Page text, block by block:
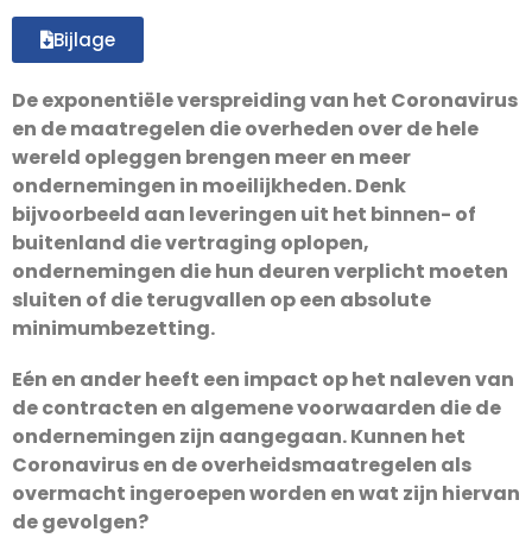
Bijlage
De exponentiële verspreiding van het Coronavirus
en de maatregelen die overheden over de hele
wereld opleggen brengen meer en meer
ondernemingen in moeilijkheden. Denk
bijvoorbeeld aan leveringen uit het binnen- of
buitenland die vertraging oplopen,
ondernemingen die hun deuren verplicht moeten
sluiten of die terugvallen op een absolute
minimumbezetting.
Eén en ander heeft een impact op het naleven van
de contracten en algemene voorwaarden die de
ondernemingen zijn aangegaan. Kunnen het
Coronavirus en de overheidsmaatregelen als
overmacht ingeroepen worden en wat zijn hiervan
de gevolgen?